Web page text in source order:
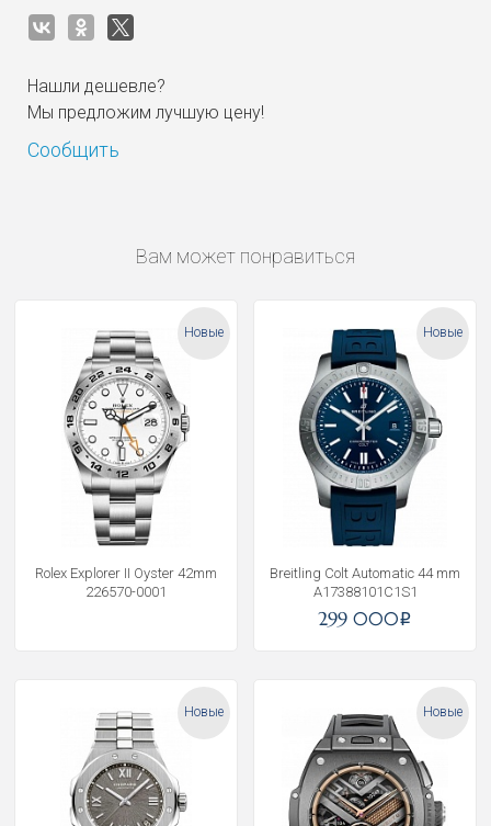
Нашли дешевле?
Мы предложим лучшую цену!
Сообщить
Вам может понравиться
Новые
Rolex Explorer II Oyster 42mm
226570-0001
Новые
Breitling Colt Automatic 44 mm
A17388101C1S1
299 000i
Новые Новые